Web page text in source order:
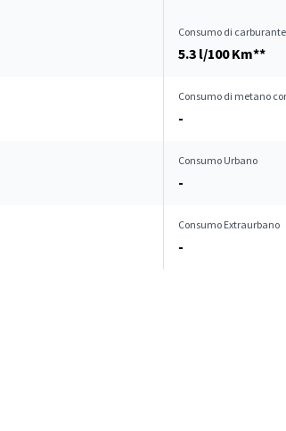
Consumo di
5.3 l/100 Km**
Consumo di metano
-
Consumo Urbano
-
Consumo Extraurbano
-